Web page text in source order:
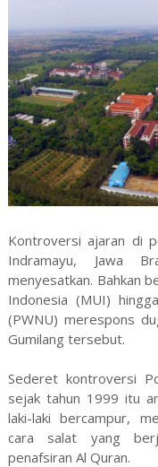
Kontroversi ajaran di
Indramayu, Jawa
menyesatkan. Bahkan
Indonesia (MUI)
(PWNU) merespons
Gumilang tersebut.
Sederet kontroversi
sejak tahun 1999 itu
laki-laki bercampur,
cara salat yang
penafsiran Al Quran.